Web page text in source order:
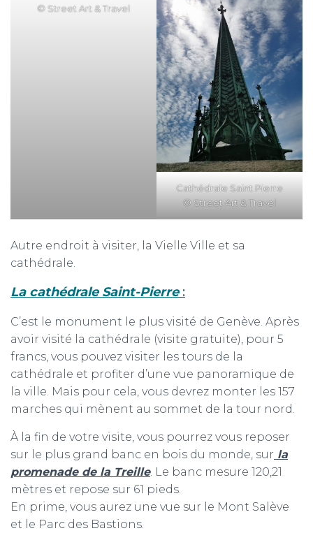
© Street Art & Travel
Cathédrale Saint Pierre
© Street Art & Travel
Autre endroit à visiter, la Vielle Ville et sa
cathédrale.
La cathédrale Saint-Pierre:
C’est le monument le plus visité de Genève. Après
avoir visité la cathédrale (visite gratuite), pour 5
francs, vous pouvez visiter les tours de la
cathédrale et profiter d’une vue panoramique de
la ville. Mais pour cela, vous devrez monter les 157
marches qui mènent au sommet de la tour nord.
À la fin de votre visite, vous pourrez vous reposer
sur le plus grand banc en bois du monde, sur la
promenade de la Treille. Le banc mesure 120,21
mètres et repose sur 61 pieds.
En prime, vous aurez une vue sur le Mont Salève
et le Parc des Bastions.